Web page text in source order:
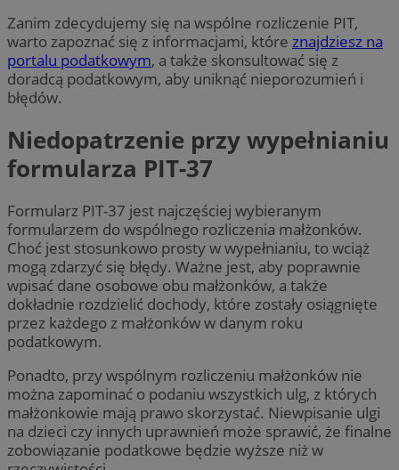
Zanim zdecydujemy się na wspólne rozliczenie PIT,
warto zapoznać się z informacjami, które znajdziesz na
portalu podatkowym, a także skonsultować się z
doradcą podatkowym, aby uniknąć nieporozumień i
błędów.
Niedopatrzenie przy wypełnianiu
formularza PIT-37
Formularz PIT-37 jest najczęściej wybieranym
formularzem do wspólnego rozliczenia małżonków.
Choć jest stosunkowo prosty w wypełnianiu, to wciąż
mogą zdarzyć się błędy. Ważne jest, aby poprawnie
wpisać dane osobowe obu małżonków, a także
dokładnie rozdzielić dochody, które zostały osiągnięte
przez każdego z małżonków w danym roku
podatkowym.
Ponadto, przy wspólnym rozliczeniu małżonków nie
można zapominać o podaniu wszystkich ulg, z których
małżonkowie mają prawo skorzystać. Niewpisanie ulgi
na dzieci czy innych uprawnień może sprawić, że finalne
zobowiązanie podatkowe będzie wyższe niż w